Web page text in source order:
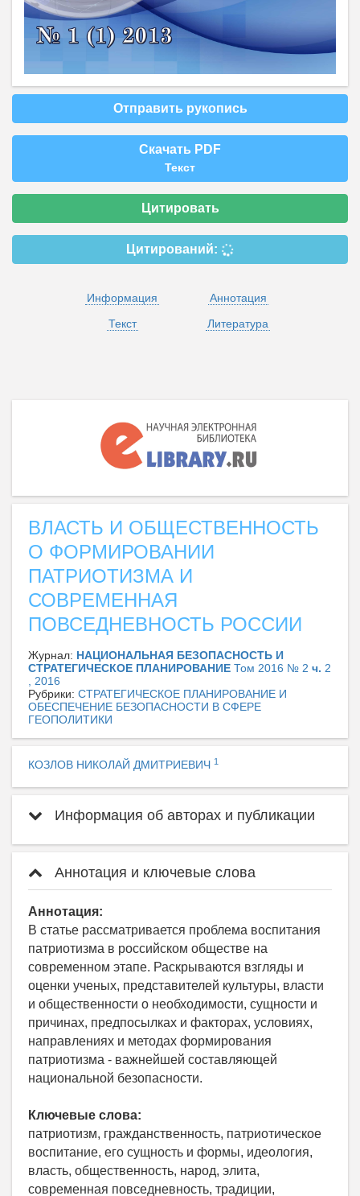
Отправить рукопись
Скачать PDF
Текст
Цитировать
Цитирований:
Информация
Аннотация
Текст
Литература
ВЛАСТЬ И ОБЩЕСТВЕННОСТЬ
О ФОРМИРОВАНИИ
ПАТРИОТИЗМА И
СОВРЕМЕННАЯ
ПОВСЕДНЕВНОСТЬ РОССИИ
Журнал: НАЦИОНАЛЬНАЯ БЕЗОПАСНОСТЬ И
СТРАТЕГИЧЕСКОЕ ПЛАНИРОВАНИЕ Том 2016 № 2 ч. 2
, 2016
Рубрики: СТРАТЕГИЧЕСКОЕ ПЛАНИРОВАНИЕ И
ОБЕСПЕЧЕНИЕ БЕЗОПАСНОСТИ В СФЕРЕ
ГЕОПОЛИТИКИ
КОЗЛОВ НИКОЛАЙ ДМИТРИЕВИЧ 1
Информация об авторах и публикации
Аннотация и ключевые слова
Аннотация:
В статье рассматривается проблема воспитания
патриотизма в российском обществе на
современном этапе. Раскрываются взгляды и
оценки ученых, представителей культуры, власти
и общественности о необходимости, сущности и
причинах, предпосылках и факторах, условиях,
направлениях и методах формирования
патриотизма - важнейшей составляющей
национальной безопасности.
Ключевые слова:
патриотизм, гражданственность, патриотическое
воспитание, его сущность и формы, идеология,
власть, общественность, народ, элита,
современная повседневность, традиции,